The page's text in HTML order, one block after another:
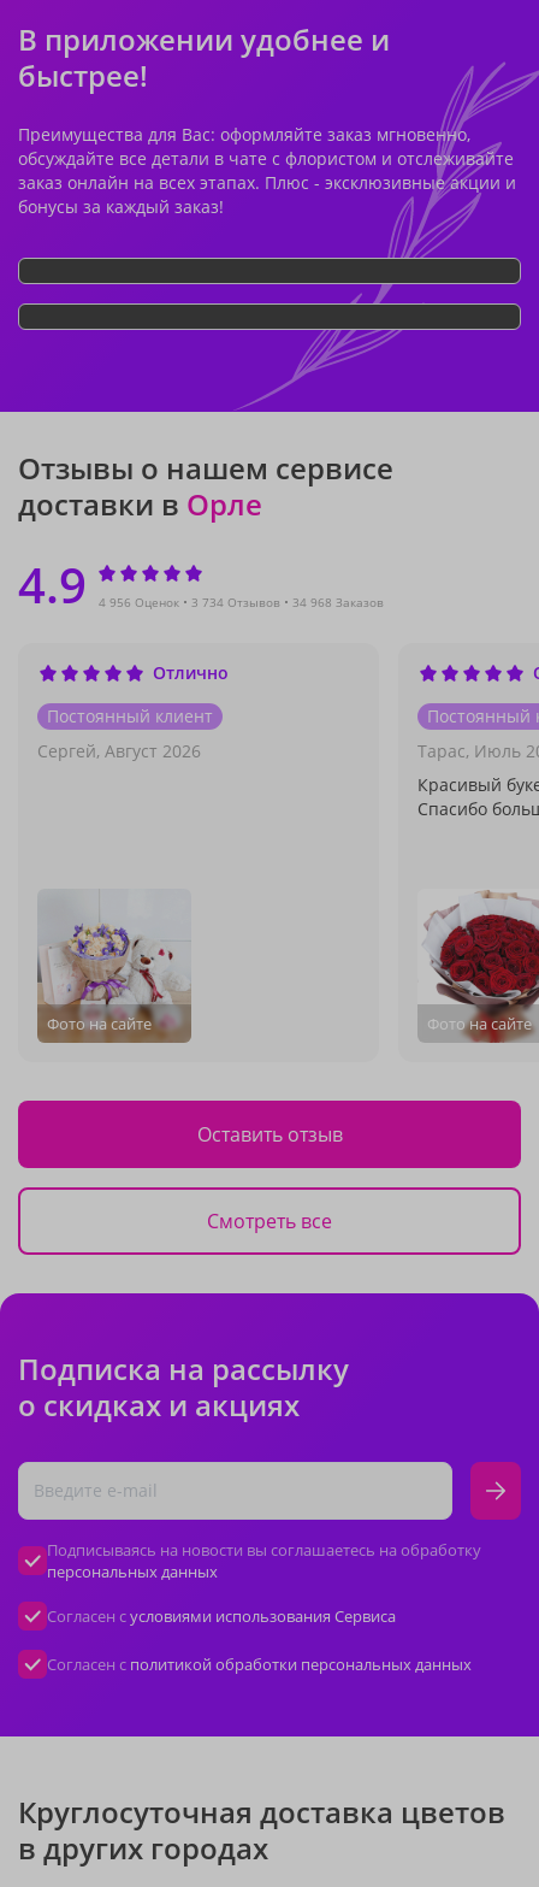
В приложении удобнее и
быстрее!
Преимущества для Вас: оформляйте заказ мгновенно,
обсуждайте все детали в чате с флористом и отслеживайте
заказ онлайн на всех этапах. Плюс - эксклюзивные акции и
бонусы за каждый заказ!
Отзывы о нашем сервисе
доставки в Орле
4.9 4 956 Оценок 3 734 Отзывов 34 968 Заказов
Отлично
Постоянный клиент
Сергей, Август 2026
Фото на сайте
Постоянный
Тарас, Июль
Красивый
Спасибо
Фото на сайте
Оставить отзыв
Смотреть все
Подписка на рассылку
о скидках и акциях
Подписываясь на новости вы соглашаетесь на обработку
персональных данных
Согласен сусловиями использования Сервиса
Согласен с политикой обработки персональных данных
Круглосуточная доставка цветов
в других городах